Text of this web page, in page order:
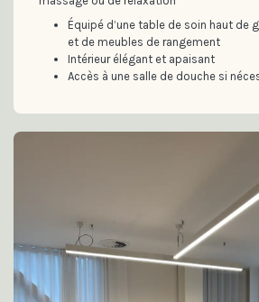
Équipé d’une table de soin haut de
et de meubles de rangement
Intérieur élégant et apaisant
Accès à une salle de douche si